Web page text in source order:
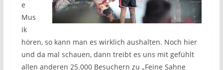
e
Mus
ik
hören, so kann man es wirklich aushalten. Noch hier
und da mal schauen, dann treibt es uns mit gefühlt
allen anderen 25.000 Besuchern zu „Feine Sahne